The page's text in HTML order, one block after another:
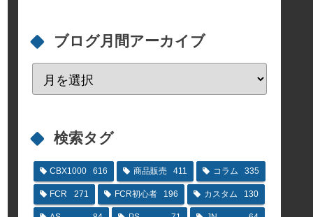
ブログ月間アーカイブ
検索タグ
CBX1000 616 商品販売 411 コラム 335
FCR 271 FCR初心者 196 カスタム 130